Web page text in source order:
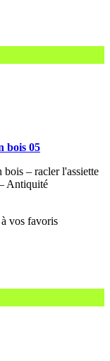
bois 05
– racler l'assiette
Antiquité